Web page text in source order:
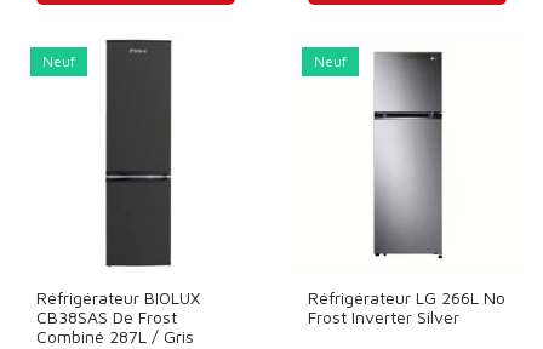
Neuf
Réfrigérateur BIOLUX
CB38SAS De Frost
Combiné 287L / Gris
Neuf
Réfrigérateur LG 266L No
Frost Inverter Silver